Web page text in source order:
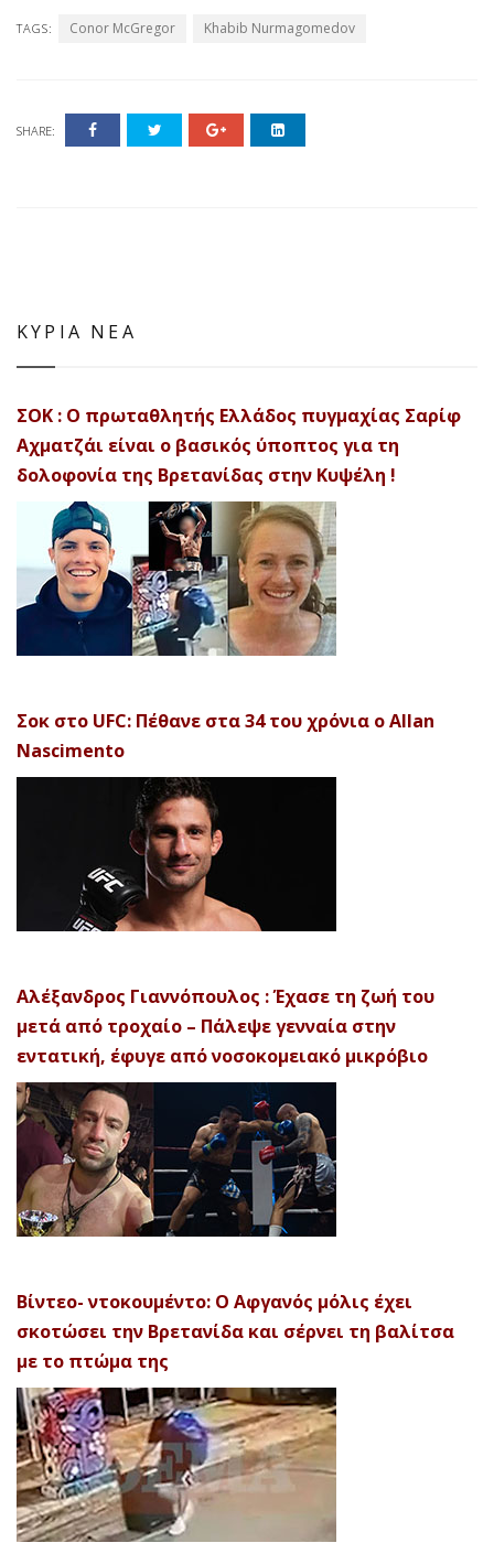
TAGS: Conor McGregor Khabib Nurmagomedov
SHARE:
ΚΥΡΙΑ ΝΕΑ
ΣΟΚ : Ο πρωταθλητής Ελλάδος πυγμαχίας Σαρίφ
Αχματζάι είναι ο βασικός ύποπτος για τη
δολοφονία της Βρετανίδας στην Κυψέλη !
Σοκ στο UFC: Πέθανε στα 34 του χρόνια ο Allan
Nascimento
Αλέξανδρος Γιαννόπουλος : Έχασε τη ζωή του
μετά από τροχαίο – Πάλεψε γενναία στην
εντατική, έφυγε από νοσοκομειακό μικρόβιο
Βίντεο- ντοκουμέντο: Ο Αφγανός μόλις έχει
σκοτώσει την Βρετανίδα και σέρνει τη βαλίτσα
με το πτώμα της